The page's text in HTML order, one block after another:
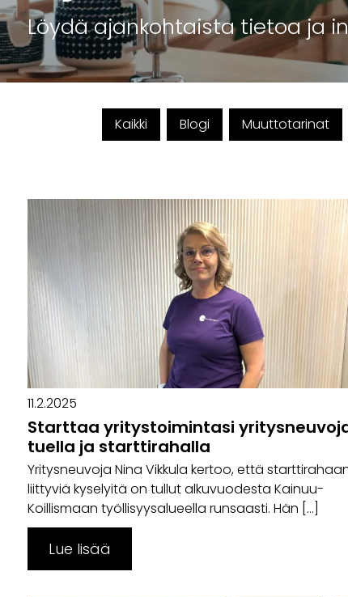
Löydä ajankohtaista tietoa ja
Kaikki Blogi Muuttotarinat
11.2.2025
Starttaa yritystoimintasi
tuella ja starttirahalla
Yritysneuvoja Nina Vikkula kertoo, että
liittyviä kyselyitä on tullut alkuvuodesta Kainuu-
Koillismaan työllisyysalueella runsaasti. Hän […]
Lue lisää